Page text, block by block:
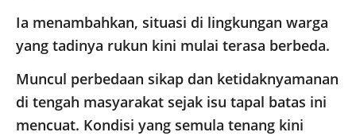
​Ia menambahkan, situasi di lingkungan warga
yang tadinya rukun kini mulai terasa berbeda.
Muncul perbedaan sikap dan ketidaknyamanan
di tengah masyarakat sejak isu tapal batas ini
mencuat. Kondisi yang semula tenang kini